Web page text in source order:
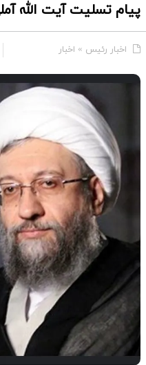
پیام تسلیت آیت الله
اخبار رئیس » اخبار